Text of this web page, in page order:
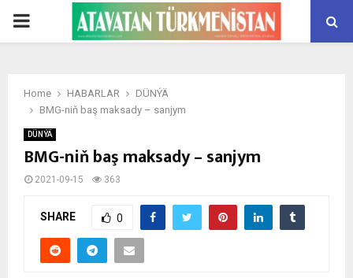
PRIMARY
Home HABARLAR
DÜNÝÄ
BMG-niň baş maksady – sanjym
DÜNÝÄ
BMG-niň baş maksady – sanjym
2021-09-15 363
SHARE 0